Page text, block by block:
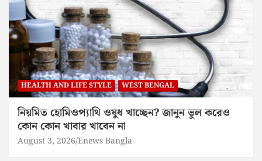
HEALTH AND LIFE STYLE WEST BENGAL
নিয়মিত হোমিওপ্যাথি ওষুধ খাচ্ছেন? জানুন ভুল করেও
কোন কোন খাবার খাবেন না
August 3, 2026 Enews Bangla